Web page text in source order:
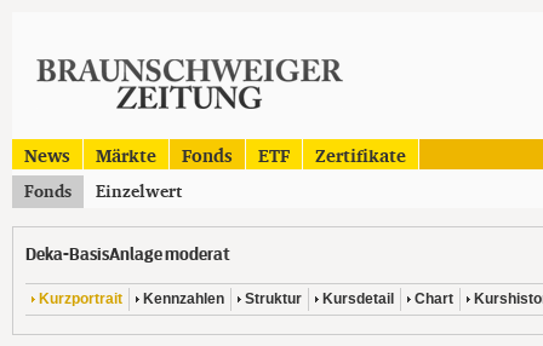
News Märkte Fonds ETF Zertifikate
Fonds Einzelwert
Deka-BasisAnlage moderat
Kurzportrait Kennzahlen Struktur Kursdetail Chart